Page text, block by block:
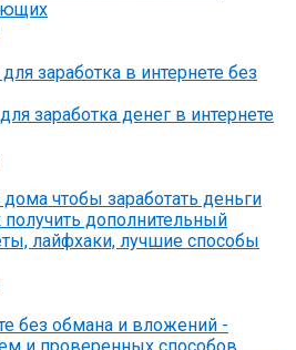
заработка денег в интернете
дополнительный
лайфхаки, лучшие способы